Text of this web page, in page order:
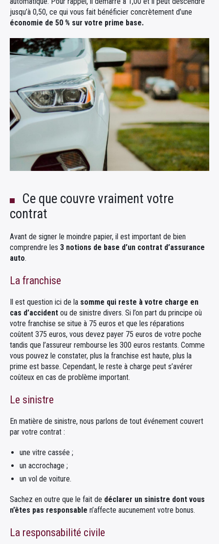
jusqu’à 0,50, ce qui vous fait bénéficier concrètement d’une
économie de 50 % sur votre prime base.
Ce que couvre vraiment votre
contrat
Avant de signer le moindre papier, il est important de bien
comprendre les 3 notions de base d’un contrat d’assurance
auto.
La franchise
Il est question ici de la somme qui reste à votre charge en
cas d’accident ou de sinistre divers. Si l’on part du principe où
votre franchise se situe à 75 euros et que les réparations
coûtent 375 euros, vous devez payer 75 euros de votre poche
tandis que l’assureur rembourse les 300 euros restants. Comme
vous pouvez le constater, plus la franchise est haute, plus la
prime est basse. Cependant, le reste à charge peut s’avérer
coûteux en cas de problème important.
Le sinistre
En matière de sinistre, nous parlons de tout événement couvert
par votre contrat :
une vitre cassée ;
un accrochage ;
un vol de voiture.
Sachez en outre que le fait de déclarer un sinistre dont vous
n’êtes pas responsable n’affecte aucunement votre bonus.
La responsabilité civile